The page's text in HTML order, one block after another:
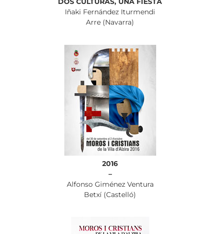
Iñaki Fernández Iturmendi
Arre (Navarra)
2016
–
Alfonso Giménez Ventura
Betxí (Castelló)